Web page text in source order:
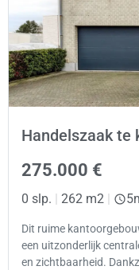
Handelszaak te
275.000 €
0 slp. 262 m2
Dit ruime
een uitzonderlijk
en zichtbaarheid.